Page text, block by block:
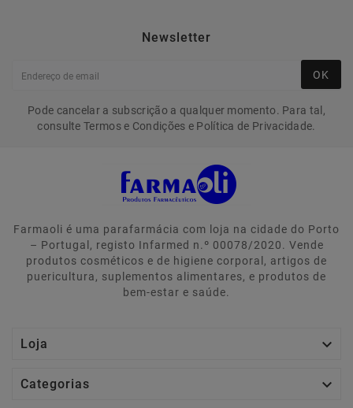
Newsletter
OK
Pode cancelar a subscrição a qualquer momento. Para tal,
consulte Termos e Condições e Política de Privacidade.
Farmaoli é uma parafarmácia com loja na cidade do Porto
– Portugal, registo Infarmed n.º 00078/2020. Vende
produtos cosméticos e de higiene corporal, artigos de
puericultura, suplementos alimentares, e produtos de
bem-estar e saúde.
Loja 
Categorias 